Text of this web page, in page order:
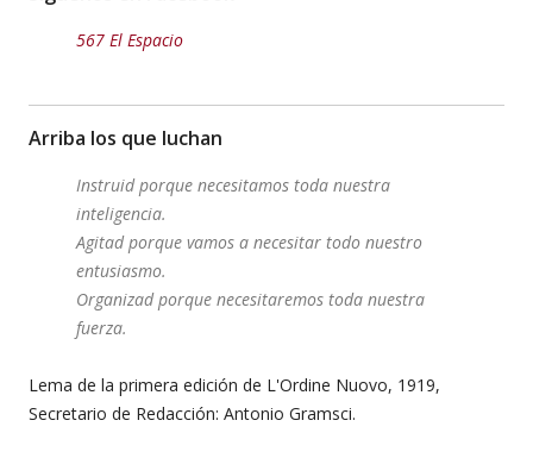
567 El Espacio
Arriba los que luchan
Instruid porque necesitamos toda nuestra
inteligencia.
Agitad porque vamos a necesitar todo nuestro
entusiasmo.
Organizad porque necesitaremos toda nuestra
fuerza.
Lema de la primera edición de L'Ordine Nuovo, 1919,
Secretario de Redacción: Antonio Gramsci.